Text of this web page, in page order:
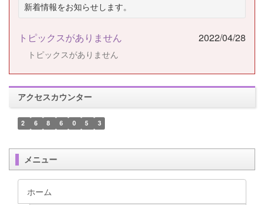
新着情報をお知らせします。
トピックスがありません 2022/04/28
トピックスがありません
アクセスカウンター
2 6 8 6 0 5 3
メニュー
ホーム